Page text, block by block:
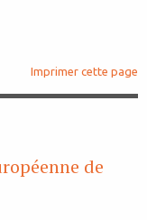
Imprimer cette page
de